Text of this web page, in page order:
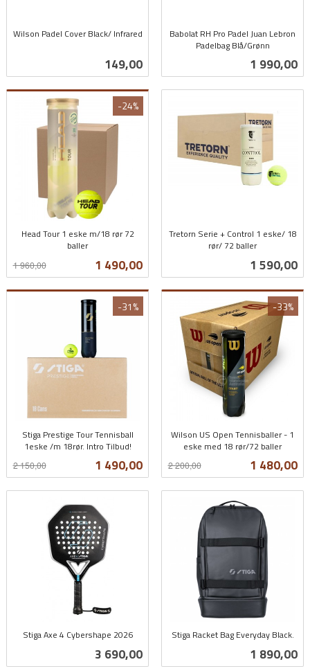
Wilson Padel Cover Black/ Infrared
Pris
149,00
Babolat RH Pro Padel Juan Lebron
Padelbag Blå/Grønn
Pris
1 990,00
Head Tour 1 eske m/18 rør 72
baller
Tilbud
1 490,00
1 960,00
-24%
mva.
Tretorn Serie + Control 1 eske/ 18
rør/ 72 baller
Pris
1 590,00
Stiga Prestige Tour Tennisball
1eske /m 18rør. Intro Tilbud!
Tilbud
1 490,00
2 150,00
-31%
mva.
Wilson US Open Tennisballer - 1
eske med 18 rør/72 baller
Tilbud
1 480,00
2 200,00
-33%
mva.
Stiga Axe 4 Cybershape 2026
Pris
3 690,00
Stiga Racket Bag Everyday Black.
Pris
1 890,00